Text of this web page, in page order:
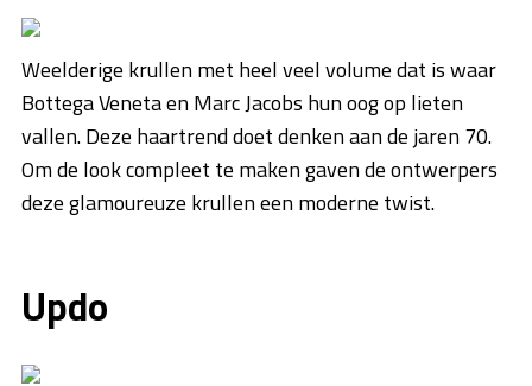
Weelderige krullen met heel veel volume dat is waar
Bottega Veneta en Marc Jacobs hun oog op lieten
vallen. Deze haartrend doet denken aan de jaren 70.
Om de look compleet te maken gaven de ontwerpers
deze glamoureuze krullen een moderne twist.
Updo